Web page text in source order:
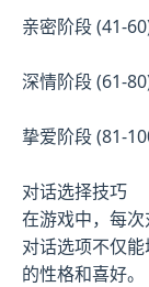
亲密阶段 (41-
深情阶段 (61-
挚爱阶段 (81-
对话选择技巧
在游戏中，每
对话选项不仅
的性格和喜好。